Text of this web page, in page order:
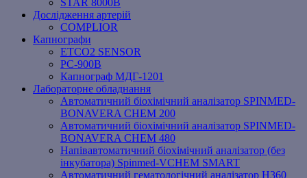
STAR 8000B
Дослідження артерій
COMPLIOR
Капнографи
ETCO2 SENSOR
PC‐900B
Капнограф МДГ-1201
Лабораторне обладнання
Автоматичний біохімічний аналізатор SPINMED-
BONAVERA CHEM 200
Автоматичний біохімічний аналізатор SPINMED-
BONAVERA CHEM 480
Напівавтоматичний біохімічний аналізатор (без
інкубатора) Spinmed-VCHEM SMART
Автоматичний гематологічний аналізатор Н360